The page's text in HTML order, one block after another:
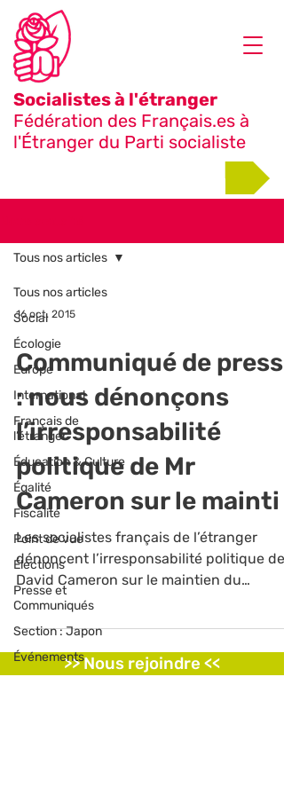
Socialistes à l'étranger
Fédération des Français.es à
l'Étranger du Parti socialiste
Tous nos articles
Social
Écologie
Europe
International
Français de
l’étranger
Éducation & Culture
Égalité
Fiscalité
Point de vue
Élections
Presse et
Communiqués
Section : Japon
Événements
Tous nos articles
16 oct. 2015
Communiqué de presse
: nous dénonçons
l’irresponsabilité
politique de Mr
Cameron sur le mainti
Les socialistes français de l’étranger
dénoncent l’irresponsabilité politique de
David Cameron sur le maintien du
Royaume-Uni dans...
>> Nous rejoindre <<